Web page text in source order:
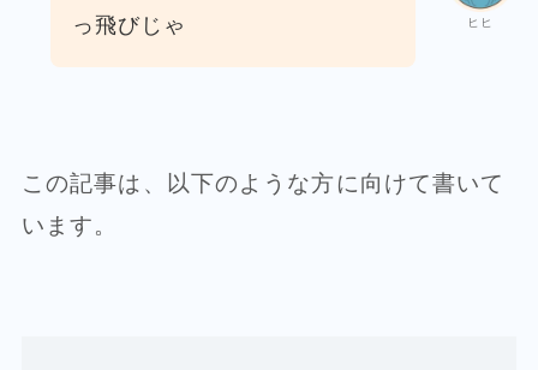
ヒヒ
っ飛びじゃ
この記事は、以下のような方に向けて書いて
います。